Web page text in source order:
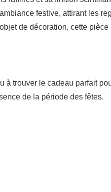
festive, attirant les
de décoration, cette
trouver le cadeau parfait
de la période des fêtes.